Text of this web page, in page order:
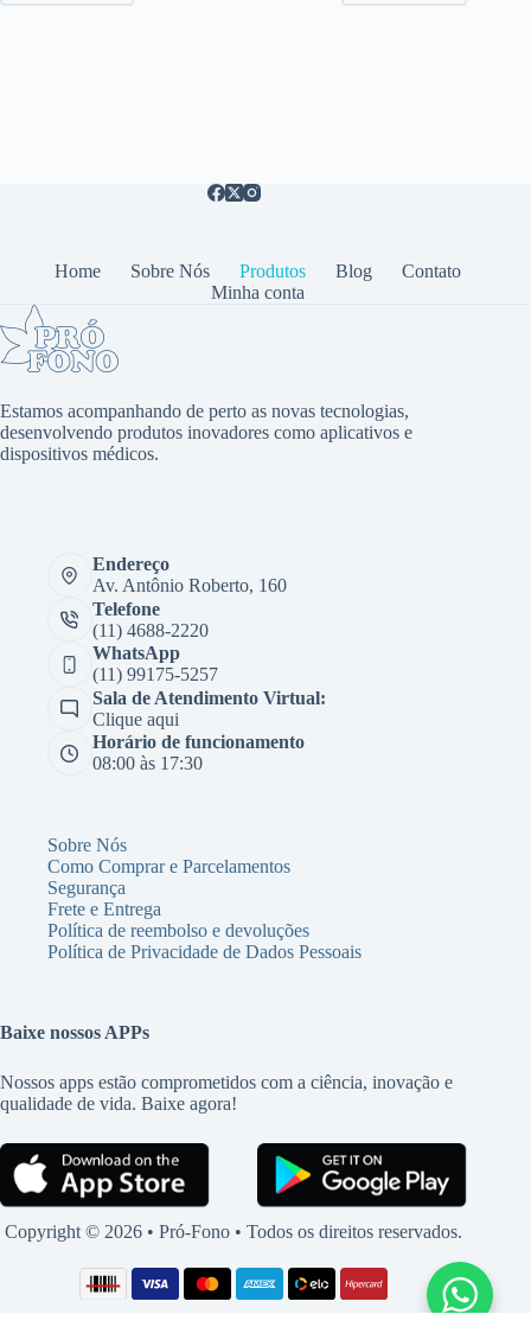
Home Sobre Nós Produtos Blog
Contato
Minha conta
Estamos acompanhando de perto as novas tecnologias,
desenvolvendo produtos inovadores como aplicativos e
dispositivos médicos.
Endereço
Av. Antônio Roberto, 160
Telefone
(11) 4688-2220
WhatsApp
(11) 99175-5257
Sala de Atendimento Virtual:
Clique aqui
Horário de funcionamento
08:00 às 17:30
Sobre Nós
Como Comprar e Parcelamentos
Segurança
Frete e Entrega
Política de reembolso e devoluções
Política de Privacidade de Dados Pessoais
Baixe nossos APPs
Nossos apps estão comprometidos com a ciência, inovação e
qualidade de vida. Baixe agora!
Copyright © 2026 • Pró-Fono • Todos os direitos reservados.